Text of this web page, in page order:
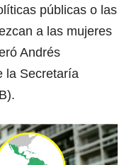
públicas o las
a las mujeres
Andrés
la Secretaría